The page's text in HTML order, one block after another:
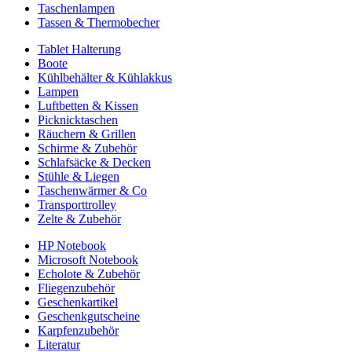
Taschenlampen
Tassen & Thermobecher
Tablet Halterung
Boote
Kühlbehälter & Kühlakkus
Lampen
Luftbetten & Kissen
Picknicktaschen
Räuchern & Grillen
Schirme & Zubehör
Schlafsäcke & Decken
Stühle & Liegen
Taschenwärmer & Co
Transporttrolley
Zelte & Zubehör
HP Notebook
Microsoft Notebook
Echolote & Zubehör
Fliegenzubehör
Geschenkartikel
Geschenkgutscheine
Karpfenzubehör
Literatur